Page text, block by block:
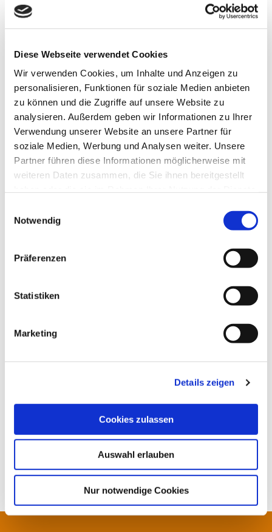
Diese Webseite verwendet Cookies
Wir verwenden Cookies, um Inhalte und Anzeigen zu
personalisieren, Funktionen für soziale Medien anbieten
zu können und die Zugriffe auf unsere Website zu
analysieren. Außerdem geben wir Informationen zu Ihrer
Verwendung unserer Website an unsere Partner für
soziale Medien, Werbung und Analysen weiter. Unsere
Partner führen diese Informationen möglicherweise mit
weiteren Daten zusammen, die Sie ihnen bereitgestellt
Notwendig
Präferenzen
Statistiken
Marketing
Details zeigen
Cookies zulassen
Auswahl erlauben
Nur notwendige Cookies
internacionalmente que muchas empresas europeas
requieren de sus proveedores, ya que certifica la fiabilidad y
seriedad del acreditado.
PANELES ADICIONALES
INDIVIDUALES PARA VIASIS
Más seguridad para los niños
cercanías de instituciones públicas gracias a los
paneles indicadores de velocidad de via traffic
Más información